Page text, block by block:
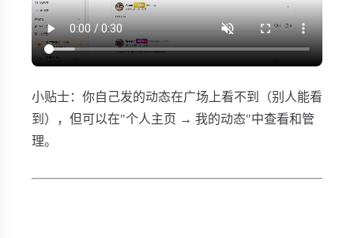
小贴士：你自己发的动态在广场上看不到（别人能看
到），但可以在"个人主页 → 我的动态"中查看和管
理。